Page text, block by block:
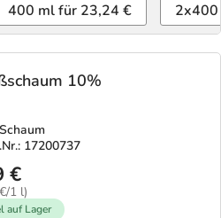
400 ml für 23,24 €
10%
17200737
€
1 l)
auf Lager